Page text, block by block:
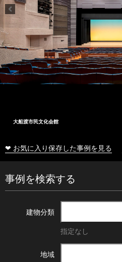
大船渡市民文化会館
❤ お気に入り保存した事例を見る
事例を検索する
建物分類
指定なし
地域